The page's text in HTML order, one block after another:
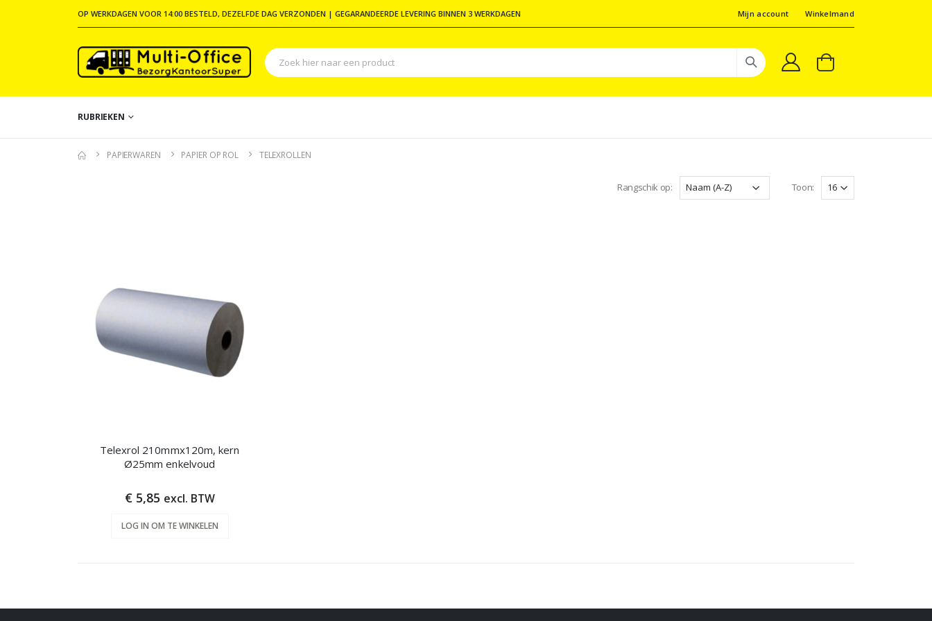
OP WERKDAGEN VOOR 14:00 BESTELD, DEZELFDE DAG VERZONDEN | GEGARANDEERDE LEVERING BINNEN 3 WERKDAGEN Mijn account Winkelmand
RUBRIEKEN
PAPIERWAREN PAPIER OP ROL TELEXROLLEN
Rangschik op: Toon:
Telexrol 210mmx120m, kern
Ø25mm enkelvoud
€ 5,85 excl. BTW
LOG IN OM TE WINKELEN